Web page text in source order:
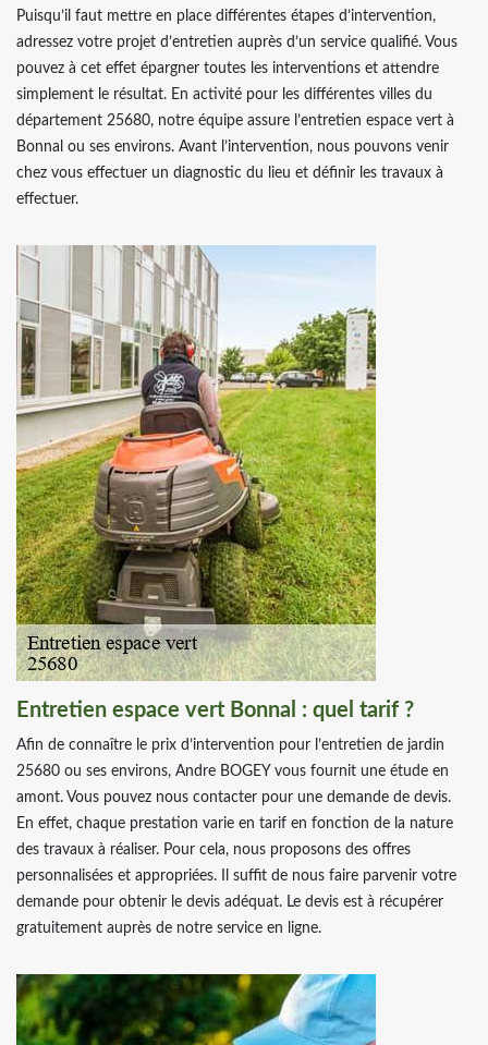
Puisqu’il faut mettre en place différentes étapes d’intervention,
adressez votre projet d’entretien auprès d’un service qualifié. Vous
pouvez à cet effet épargner toutes les interventions et attendre
simplement le résultat. En activité pour les différentes villes du
département 25680, notre équipe assure l’entretien espace vert à
Bonnal ou ses environs. Avant l’intervention, nous pouvons venir
chez vous effectuer un diagnostic du lieu et définir les travaux à
effectuer.
Entretien espace vert Bonnal : quel tarif ?
Afin de connaître le prix d’intervention pour l’entretien de jardin
25680 ou ses environs, Andre BOGEY vous fournit une étude en
amont. Vous pouvez nous contacter pour une demande de devis.
En effet, chaque prestation varie en tarif en fonction de la nature
des travaux à réaliser. Pour cela, nous proposons des offres
personnalisées et appropriées. Il suffit de nous faire parvenir votre
demande pour obtenir le devis adéquat. Le devis est à récupérer
gratuitement auprès de notre service en ligne.